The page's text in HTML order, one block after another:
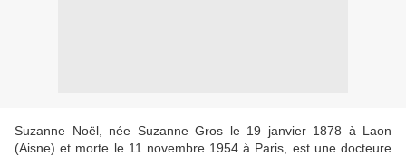
Suzanne Noël, née Suzanne Gros le 19 janvier 1878 à Laon
(Aisne) et morte le 11 novembre 1954 à Paris, est une docteure